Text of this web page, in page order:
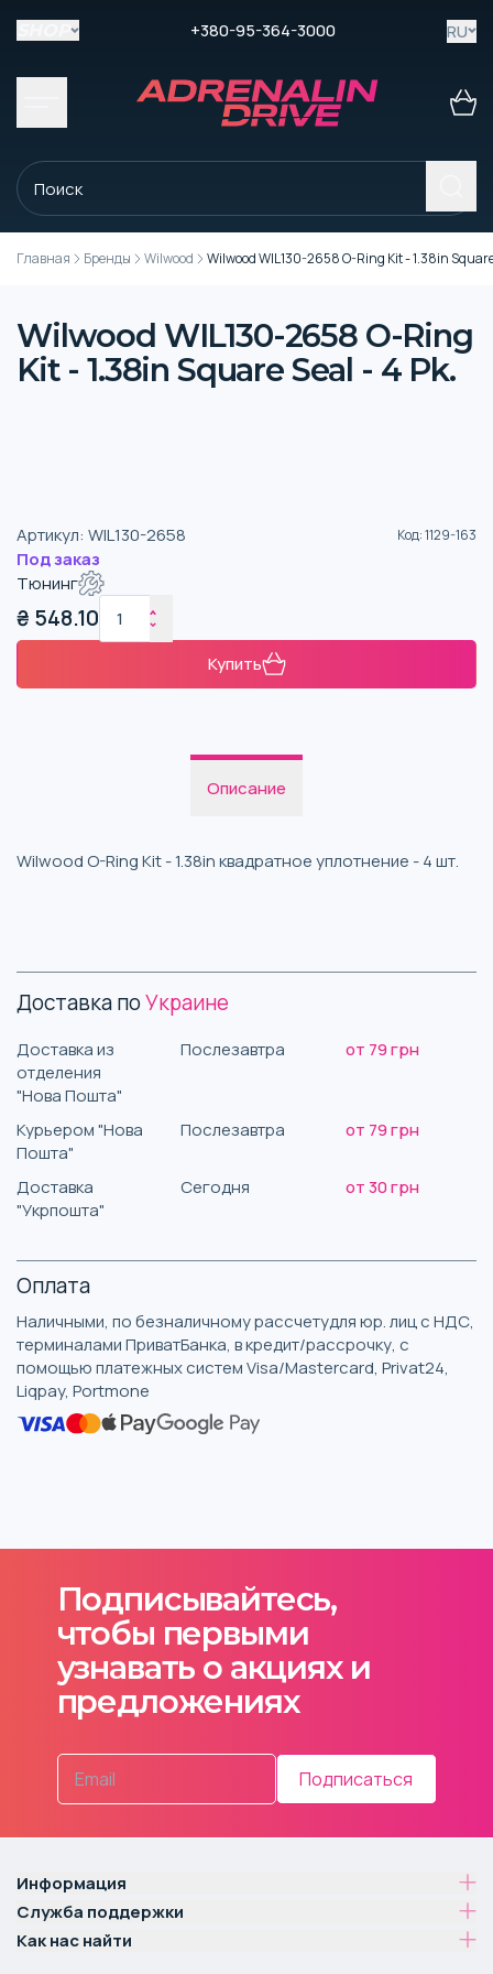
+380-95-364-3000 RU
Главная Бренды Wilwood Wilwood WIL130-2658 O-Ring Kit - 1.38in
Wilwood WIL130-2658 O-Ring
Kit - 1.38in Square Seal - 4 Pk.
Артикул: WIL130-2658 Код:1129-163
Под заказ
Тюнинг
₴ 548.10
Купить
Описание
Wilwood O-Ring Kit - 1.38in квадратное уплотнение - 4 шт.
Доставка поУкраине
Доставка из
отделения
"Нова Пошта"
Послезавтра от 79 грн
Курьером "Нова
Пошта"
Послезавтра от 79 грн
Доставка
"Укрпошта"
Сегодня от 30 грн
Оплата
Наличными, по безналичному рассчетудля юр. лиц с НДС,
терминалами ПриватБанка, в кредит/рассрочку, с
помощью платежных систем Visa/Mastercard, Privat24,
Liqpay, Portmone
Подписывайтесь,
чтобы первыми
узнавать о акциях и
предложениях
Подписаться
Информация
Служба поддержки
Как нас найти